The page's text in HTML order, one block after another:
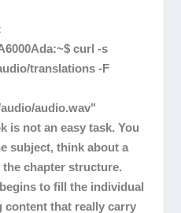
curl -s
translations -F
audio.wav"
is not an easy task. You
subject, think about a
chapter structure.
to fill the individual
content that really carry